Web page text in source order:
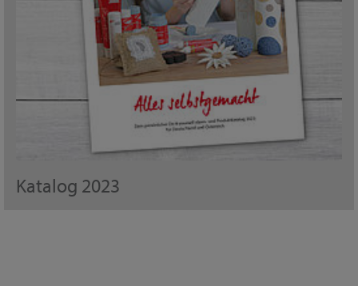
Katalog 2023